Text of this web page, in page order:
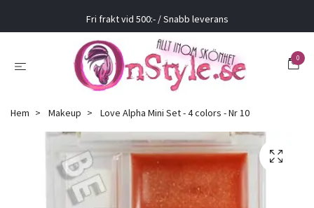
Fri frakt vid 500:- / Snabb leverans
0
Hem Makeup Love Alpha Mini Set - 4 colors - Nr 10